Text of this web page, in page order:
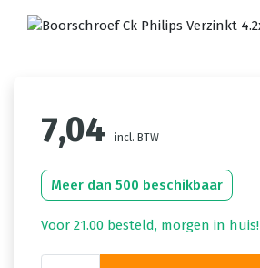
7,04 incl. BTW
Meer dan 500 beschikbaar
Voor 21.00 besteld, morgen in huis!